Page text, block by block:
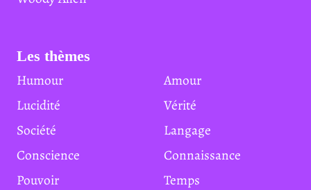
Les thèmes
Humour
Amour
Lucidité
Vérité
Société
Langage
Conscience
Connaissance
Pouvoir
Temps